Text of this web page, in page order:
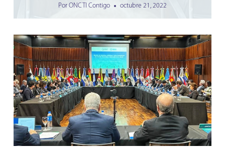
Por ONCTI Contigo octubre 21, 2022